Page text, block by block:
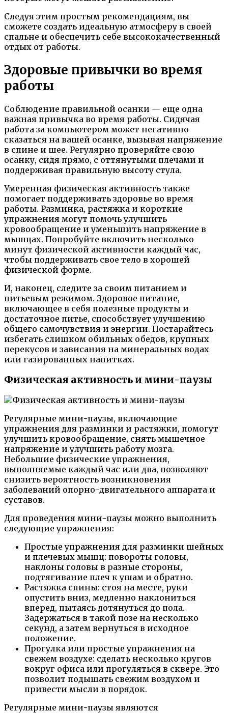
Следуя этим простым рекомендациям, вы
сможете создать идеальную атмосферу в своей
спальне и обеспечить себе высококачественный
отдых от работы.
Здоровые привычки во время
работы
Соблюдение правильной осанки — еще одна
важная привычка во время работы. Сидячая
работа за компьютером может негативно
сказаться на вашей осанке, вызывая напряжение
в спине и шее. Регулярно проверяйте свою
осанку, сидя прямо, с оттянутыми плечами и
поддерживая правильную высоту стула.
Умеренная физическая активность также
помогает поддерживать здоровье во время
работы. Разминка, растяжка и короткие
упражнения могут помочь улучшить
кровообращение и уменьшить напряжение в
мышцах. Попробуйте включить несколько
минут физической активности каждый час,
чтобы поддерживать свое тело в хорошей
физической форме.
И, наконец, следите за своим питанием и
питьевым режимом. Здоровое питание,
включающее в себя полезные продукты и
достаточное питье, способствует улучшению
общего самочувствия и энергии. Постарайтесь
избегать слишком обильных обедов, крупных
перекусов и зависания на минеральных водах
или газированных напитках.
Физическая активность и мини-паузы
Регулярные мини-паузы, включающие
упражнения для разминки и растяжки, помогут
улучшить кровообращение, снять мышечное
напряжение и улучшить работу мозга.
Небольшие физические упражнения,
выполняемые каждый час или два, позволяют
снизить вероятность возникновения
заболеваний опорно-двигательного аппарата и
суставов.
Для проведения мини-паузы можно выполнить
следующие упражнения:
Простые упражнения для разминки шейных
и плечевых мышц: повороты головы,
наклоны головы в разные стороны,
подтягивание плеч к ушам и обратно.
Растяжка спины: стоя на месте, руки
опустить вниз, медленно наклониться
вперед, пытаясь дотянуться до пола.
Задержаться в такой позе на несколько
секунд, а затем вернуться в исходное
положение.
Прогулка или простые упражнения на
свежем воздухе: сделать несколько кругов
вокруг офиса или прогуляться в сквере. Это
позволит подышать свежим воздухом и
привести мысли в порядок.
Регулярные мини-паузы являются